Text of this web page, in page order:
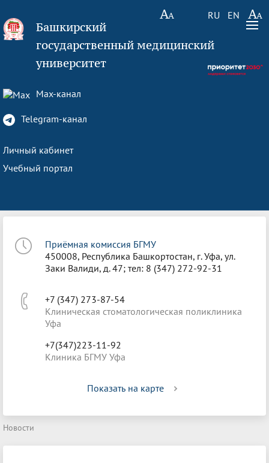
RU EN
Башкирский
государственный медицинский
университет
Max-канал
Telegram-канал
Личный кабинет
Учебный портал
Приёмная комиссия БГМУ
450008, Республика Башкортостан, г. Уфа, ул.
Заки Валиди, д. 47; тел: 8 (347) 272-92-31
+7 (347) 273-87-54
Клиническая стоматологическая поликлиника
Уфа
+7(347)223-11-92
Клиника БГМУ Уфа
Показать на карте
Новости